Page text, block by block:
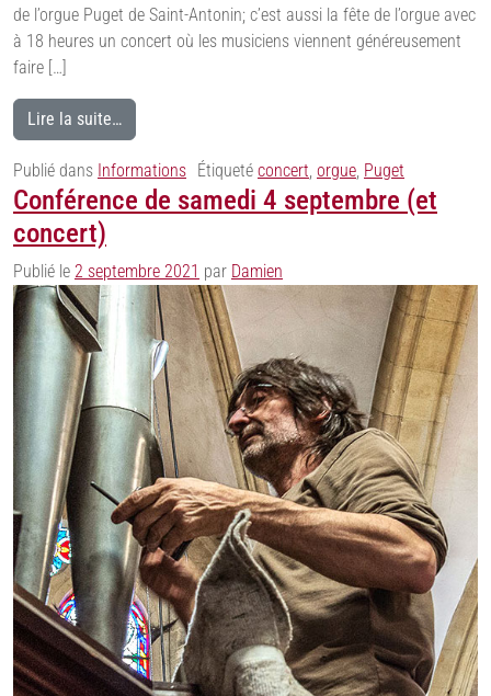
de l’orgue Puget de Saint-Antonin; c’est aussi la fête de l’orgue avec
à 18 heures un concert où les musiciens viennent généreusement
faire […]
Lire la suite…
Publié dans Informations Étiqueté concert, orgue, Puget
Conférence de samedi 4 septembre (et
concert)
Publié le 2 septembre 2021 par Damien